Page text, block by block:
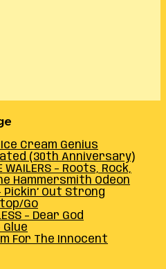
Ice Cream Genius
(30th Anniversary)
WAILERS – Roots, Rock,
Hammersmith Odeon
Pickin’ Out Strong
Go
– Dear God
Glue
For The Innocent